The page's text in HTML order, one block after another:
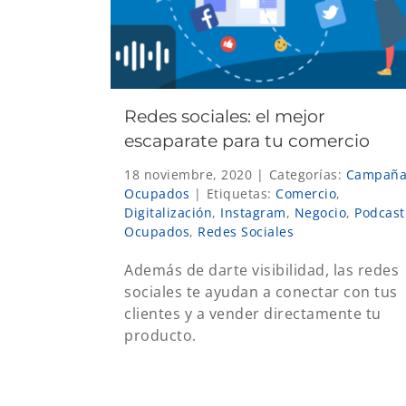
Redes sociales: el mejor
escaparate para tu comercio
18 noviembre, 2020 | Categorías: Campaña
Ocupados | Etiquetas: Comercio,
Digitalización, Instagram, Negocio, Podcast
Ocupados, Redes Sociales
Además de darte visibilidad, las redes
sociales te ayudan a conectar con tus
clientes y a vender directamente tu
producto.